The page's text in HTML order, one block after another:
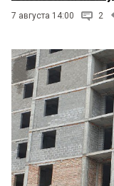
7 августа 14:00 2